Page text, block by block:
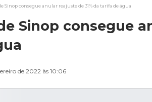
DESTAQUES ESPORTE
Sinop consegue anular reajuste de 31% da tarifa de água
Sinop consegue
de 2022 às 10:06